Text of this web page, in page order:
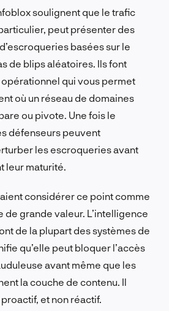
soulignent que le trafic
peut présenter des
basées sur le
de blips aléatoires. Ils font
opérationnel qui vous permet
où un réseau de domaines
ou pivote. Une fois le
défenseurs peuvent
les escroqueries avant
leur maturité.
considérer ce point comme
de grande valeur. L’intelligence
de la plupart des systèmes de
qu’elle peut bloquer l’accès
avant même que les
la couche de contenu. Il
proactif, et non réactif.